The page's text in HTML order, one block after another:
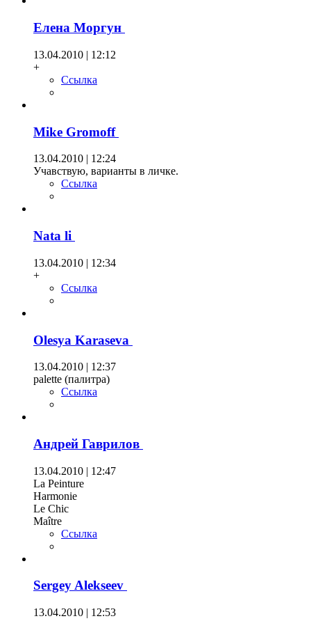
Елена Моргун
13.04.2010 | 12:12
+
Ссылка
Mike Gromoff
13.04.2010 | 12:24
Учавствую, варианты в личке.
Ссылка
Nata li
13.04.2010 | 12:34
+
Ссылка
Olesya Karaseva
13.04.2010 | 12:37
palette (палитра)
Ссылка
Андрей Гаврилов
13.04.2010 | 12:47
La Peinture
Harmonie
Le Сhic
Maître
Ссылка
Sergey Alekseev
13.04.2010 | 12:53